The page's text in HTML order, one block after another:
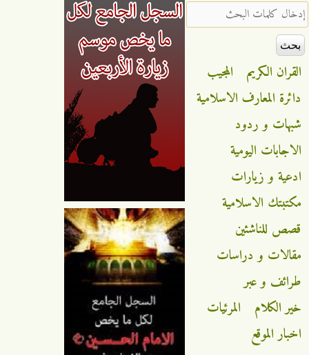
‏إدخال كلمات البحث ‏
القران الكريم
المجيب
دائرة المعارف الاسلامية
شبهات و ردود
الاجابات اليومية
ادعية و زيارات
مكتبتك الاسلامية
قصص للناشئين
مقالات و دراسات
طرائف و عبر
خير الكلام
المرئيات
اخبار الموقع